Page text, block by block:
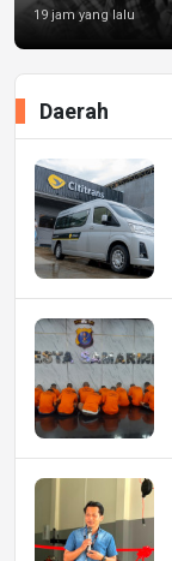
19 jam yang lalu
Daerah